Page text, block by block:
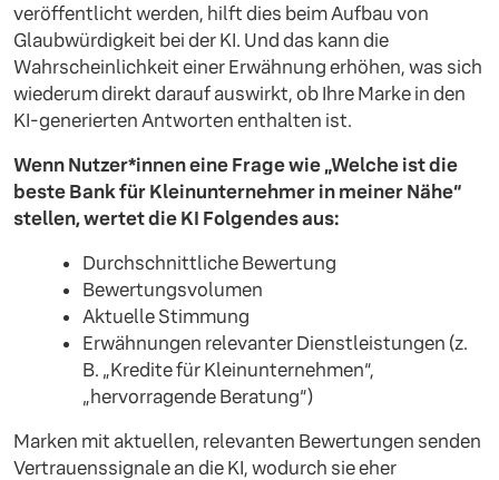
veröffentlicht werden, hilft dies beim Aufbau von
Glaubwürdigkeit bei der KI. Und das kann die
Wahrscheinlichkeit einer Erwähnung erhöhen, was sich
wiederum direkt darauf auswirkt, ob Ihre Marke in den
KI-generierten Antworten enthalten ist.
Wenn Nutzer*innen eine Frage wie „Welche ist die
beste Bank für Kleinunternehmer in meiner Nähe“
stellen, wertet die KI Folgendes aus:
Durchschnittliche Bewertung
Bewertungsvolumen
Aktuelle Stimmung
Erwähnungen relevanter Dienstleistungen (z.
B. „Kredite für Kleinunternehmen“,
„hervorragende Beratung“)
Marken mit aktuellen, relevanten Bewertungen senden
Vertrauenssignale an die KI, wodurch sie eher